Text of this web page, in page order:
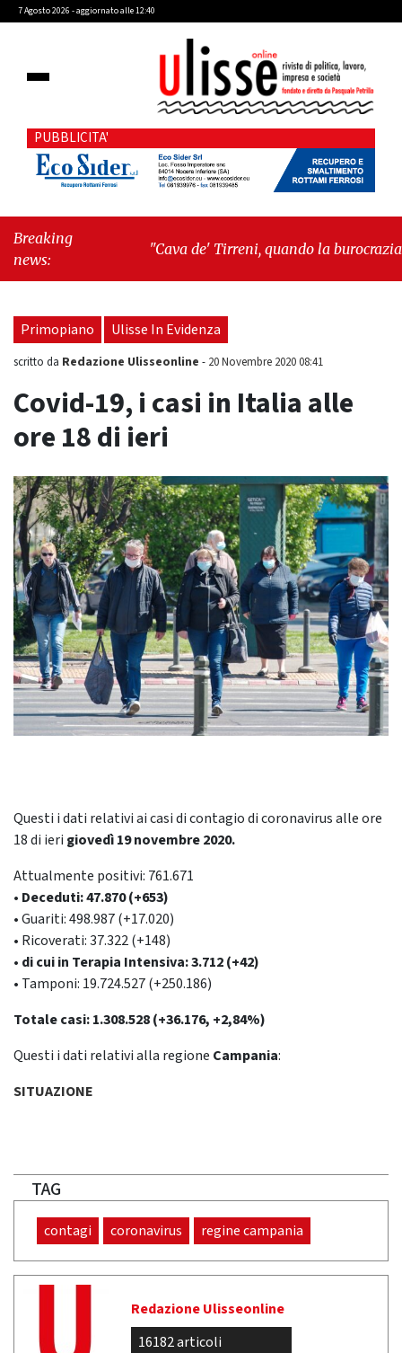
7 Agosto 2026 - aggiornato alle 12:40
PUBBLICITA'
Breaking
news:
"Cava de' Tirreni, quando la burocrazia
Primopiano Ulisse In Evidenza
scritto da Redazione Ulisseonline - 20 Novembre 2020 08:41
Covid-19, i casi in Italia alle
ore 18 di ieri
Questi i dati relativi ai casi di contagio di coronavirus alle ore
18 di ieri giovedì 19 novembre2020.
Attualmente positivi: 761.671
• Deceduti: 47.870 (+653)
• Guariti: 498.987 (+17.020)
• Ricoverati: 37.322 (+148)
• di cui in Terapia Intensiva: 3.712 (+42)
• Tamponi: 19.724.527 (+250.186)
Totale casi: 1.308.528 (+36.176, +2,84%)
Questi i dati relativi alla regione Campania:
SITUAZIONE
TAG
contagi coronavirus regine campania
Redazione Ulisseonline
16182 articoli